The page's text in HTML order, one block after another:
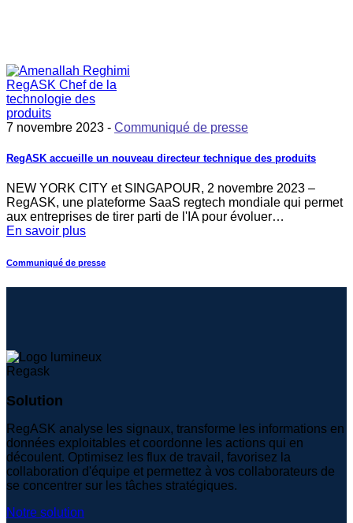
7 novembre 2023 - Communiqué de presse
RegASK accueille un nouveau directeur technique des produits
NEW YORK CITY et SINGAPOUR, 2 novembre 2023 –
RegASK, une plateforme SaaS regtech mondiale qui permet
aux entreprises de tirer parti de l'IA pour évoluer…
En savoir plus
Communiqué de presse
Solution
RegASK analyse les signaux, transforme les informations en
données exploitables et coordonne les actions qui en
découlent. Optimisez les flux de travail, favorisez la
collaboration d'équipe et permettez à vos collaborateurs de
se concentrer sur les tâches stratégiques.
Notre solution